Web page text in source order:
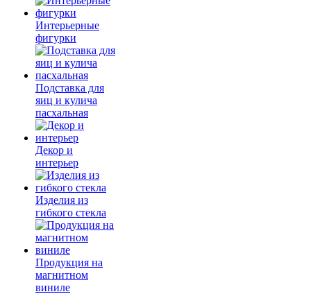
Интерьерные
фигурки
Подставка для
яиц и кулича
пасхальная
Декор и
интерьер
Изделия из
гибкого стекла
Продукция на
магнитном
виниле